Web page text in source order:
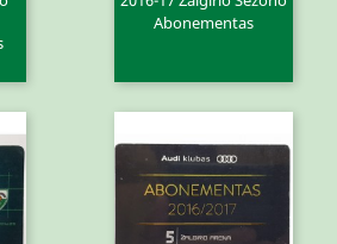
Abonementas